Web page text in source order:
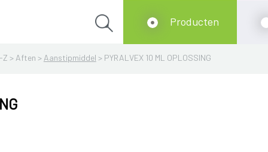
Z > Aften > Aanstipmiddel > PYRALVEX 10 ML OPLOSSING
Producten